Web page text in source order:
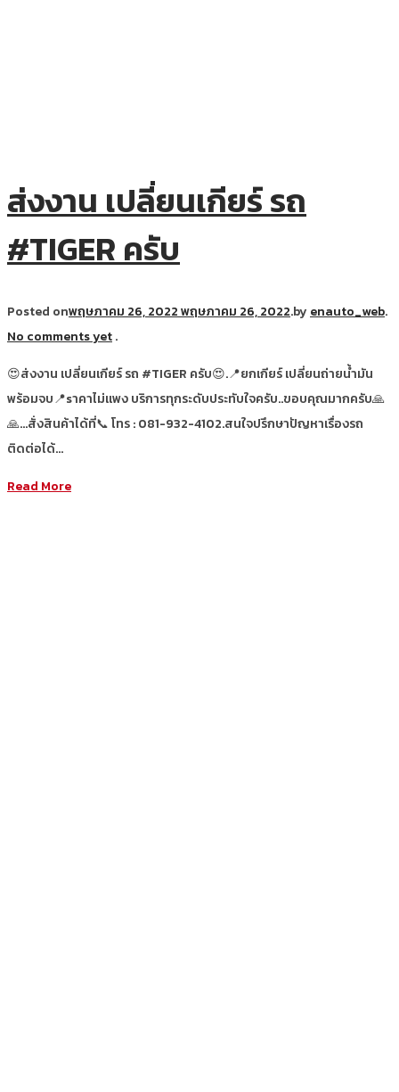
ส่งงาน เปลี่ยนเกียร์ รถ
#TIGER ครับ
Posted onพฤษภาคม 26, 2022พฤษภาคม 26, 2022.byenauto_web.
No comments yet.
😍ส่งงาน เปลี่ยนเกียร์ รถ #TIGER ครับ😍.📍ยกเกียร์ เปลี่ยนถ่ายน้ำมัน
พร้อมจบ📍sาคาไม่แพง บริการทุกระดับประทับใจครับ..ขอบคุณมากครับ🙏
🙏…สั่งสินค้าได้ที่📞 โทร : 081-932-4102.สนใจปรึกษาปัญหาเรื่องรถ
ติดต่อได้…
Read More